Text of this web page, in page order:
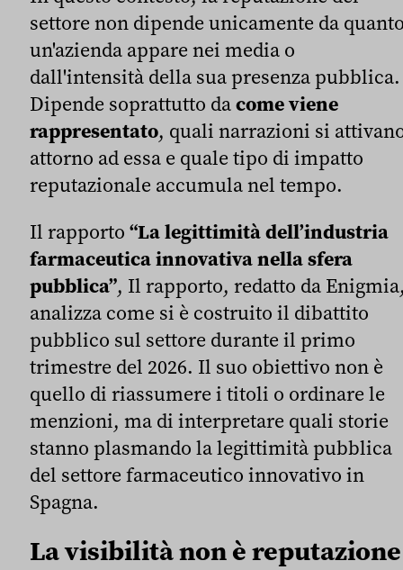
settore non dipende unicamente da
un'azienda appare nei media o
dall'intensità della sua presenza pubblica.
Dipende soprattutto dacome viene
rappresentato, quali narrazioni si
attorno ad essa e quale tipo di impatto
reputazionale accumula nel tempo.
Il rapporto “La legittimità dell’industria
farmaceutica innovativa nella sfera
pubblica”, Il rapporto, redatto da
analizza come si è costruito il dibattito
pubblico sul settore durante il primo
trimestre del 2026. Il suo obiettivo non è
quello di riassumere i titoli o ordinare le
menzioni, ma di interpretare quali storie
stanno plasmando la legittimità pubblica
del settore farmaceutico innovativo in
Spagna.
La visibilità non è reputazione